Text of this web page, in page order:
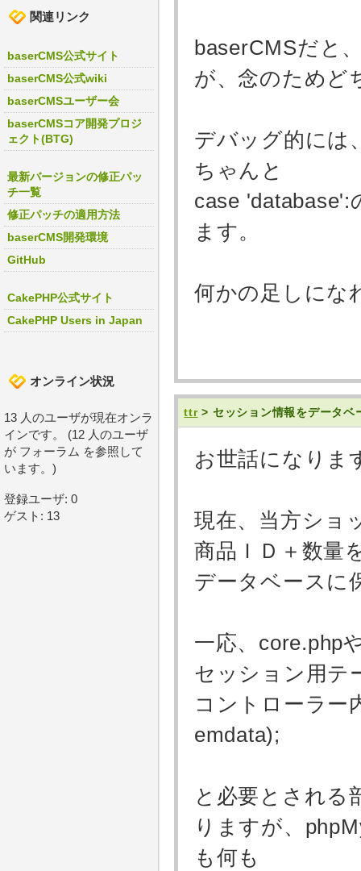
baserCMSだと
が、念のためど
デバッグ的には
ちゃんと
case
ます。
何かの足しにな
ttr> セッション情報をデータベ
お世話になりま
現在、当方ショ
商品ＩＤ＋数量
データベースに
一応、core.php
セッション用テ
コントローラー
emdata);
と必要とされる
りますが、
も何も
関連リンク
baserCMS公式サイト
baserCMS公式wiki
baserCMSユーザー会
baserCMSコア開発プロジ
ェクト(BTG)
最新バージョンの修正パッ
チ一覧
修正パッチの適用方法
baserCMS開発環境
GitHub
CakePHP公式サイト
CakePHP Users in Japan
オンライン状況
13 人のユーザが現在オンラ
インです。 (12 人のユーザ
が フォーラム を参照して
います。)
登録ユーザ: 0
ゲスト: 13